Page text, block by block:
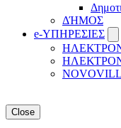
ΔΉΜΟΣ
e-ΥΠΗΡΕΣΙΕΣ
Close